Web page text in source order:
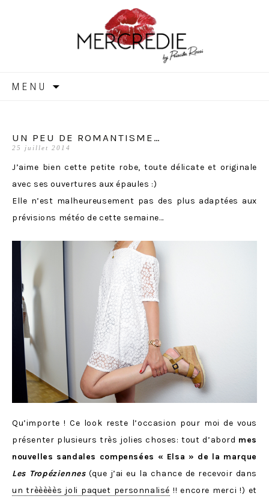
MERCREDIE
MENU
UN PEU DE ROMANTISME…
25 juillet 2014
J’aime bien cette petite robe, toute délicate et originale
avec ses ouvertures aux épaules :)
Elle n’est malheureusement pas des plus adaptées aux
prévisions météo de cette semaine…
Qu’importe ! Ce look reste l’occasion pour moi de vous
présenter plusieurs très jolies choses: tout d’abord mes
nouvelles sandales compensées « Elsa » de la marque
Les Tropéziennes(que j’ai eu la chance de recevoir dans
un trèèèèès joli paquet personnalisé !! encore merci !) et